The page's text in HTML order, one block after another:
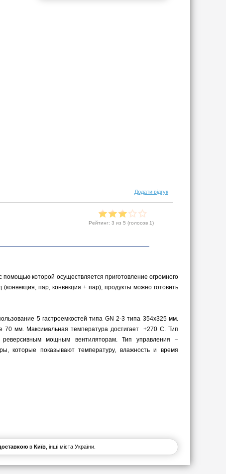
Додати відгук
Рейтинг: 3 из 5 (голосов 1)
которой осуществляется приготовление огромного
пар, конвекция + пар), продукты можно готовить
5 гастроемкостей типа GN 2-3 типа 354х325 мм.
70 мм. Максимальная температура достигает +270 С. Тип
мощным вентиляторам. Тип управления –
которые показывают температуру, влажность и время
в Київ, інші міста України.